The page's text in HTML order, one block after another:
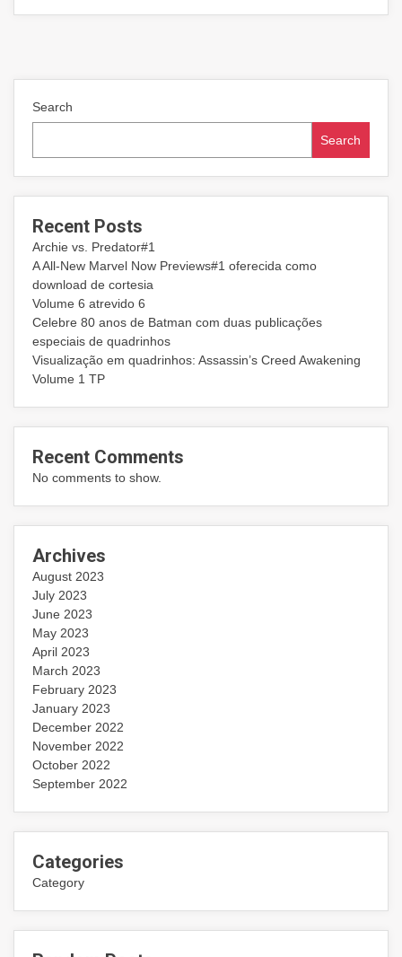
Search
Search
Recent Posts
Archie vs. Predator#1
A All-New Marvel Now Previews#1 oferecida como
download de cortesia
Volume 6 atrevido 6
Celebre 80 anos de Batman com duas publicações
especiais de quadrinhos
Visualização em quadrinhos: Assassin’s Creed Awakening
Volume 1 TP
Recent Comments
No comments to show.
Archives
August 2023
July 2023
June 2023
May 2023
April 2023
March 2023
February 2023
January 2023
December 2022
November 2022
October 2022
September 2022
Categories
Category